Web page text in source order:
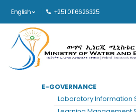
English +251 0116626325
Main navigation
E-GOVERNANCE
Laboratory Information